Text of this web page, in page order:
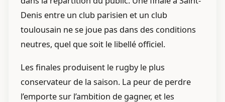
Denis entre un club parisien et un club
toulousain ne se joue pas dans des conditions
neutres, quel que soit le libellé officiel.
Les finales produisent le rugby le plus
conservateur de la saison. La peur de perdre
l’emporte sur l’ambition de gagner, et les